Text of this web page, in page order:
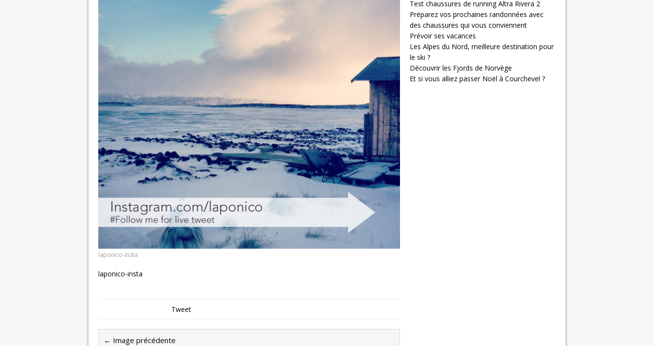
laponico-insta
laponico-insta
Tweet
← Image précédente
Test chaussures de running Altra Rivera 2
Préparez vos prochaines randonnées avec
des chaussures qui vous conviennent
Prévoir ses vacances
Les Alpes du Nord, meilleure destination pour
le ski ?
Découvrir les Fjords de Norvège
Et si vous alliez passer Noël à Courchevel ?